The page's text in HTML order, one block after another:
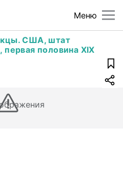
Меню
США, штат
первая половина XIX